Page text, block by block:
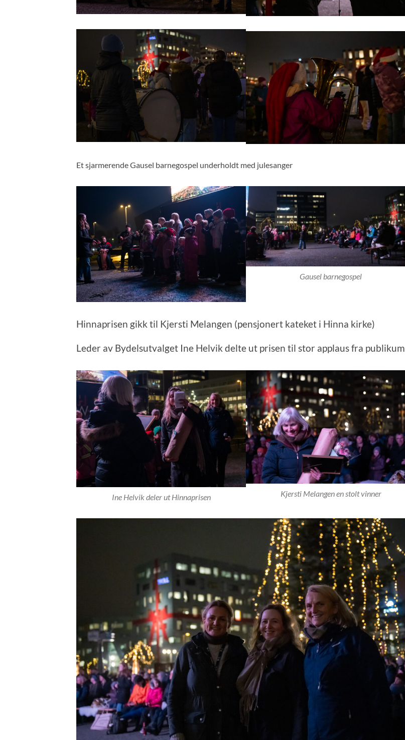
Et sjarmerende Gausel barnegospel underholdt med julesanger
Gausel barnegospel
Hinnaprisen gikk til Kjersti Melangen (pensjonert kateket i Hinna kirke)
Leder av Bydelsutvalget Ine Helvik delte ut prisen til stor applaus fra publikum
Ine Helvik deler ut Hinnaprisen Kjersti Melangen en stolt vinner